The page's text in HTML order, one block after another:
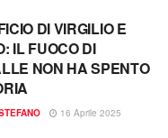
DI VIRGILIO E
IL FUOCO DI
NON HA SPENTO
16 Aprile 2025